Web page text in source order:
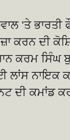
‘ਤੇ ਭਾਰਤੀ
ਕਰਨ ਦੀ
ਕਰਮ ਸਿੰਘ
ਲਾਂਸ ਨਾਇਕ
ਦੀ ਕਮਾਂਡ